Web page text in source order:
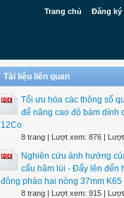
Trang chủ Đăng ký
Tài liệu liên quan
Tối ưu hóa các thông số
để nâng cao độ bám dính
12Co
8 trang | Lượt xem: 876 |
Nghiên cứu ảnh hưởng
cấu hãm lùi - Đẩy lên đến
động pháo hai nòng 37mm K65
8 trang | Lượt xem: 915 |